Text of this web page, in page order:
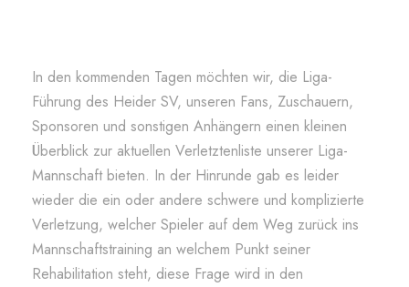
In den kommenden Tagen möchten wir, die Liga-
Führung des Heider SV, unseren Fans, Zuschauern,
Sponsoren und sonstigen Anhängern einen kleinen
Überblick zur aktuellen Verletztenliste unserer Liga-
Mannschaft bieten. In der Hinrunde gab es leider
wieder die ein oder andere schwere und komplizierte
Verletzung, welcher Spieler auf dem Weg zurück ins
Mannschaftstraining an welchem Punkt seiner
Rehabilitation steht, diese Frage wird in den